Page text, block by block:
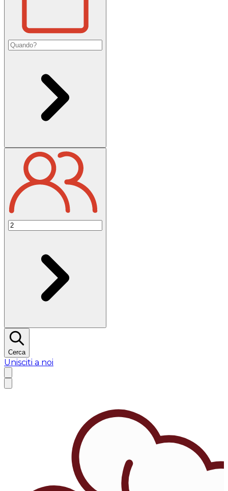
Cerca
Unisciti a noi